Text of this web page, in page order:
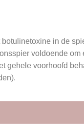
in de
voldoende
gehele voorhoofd